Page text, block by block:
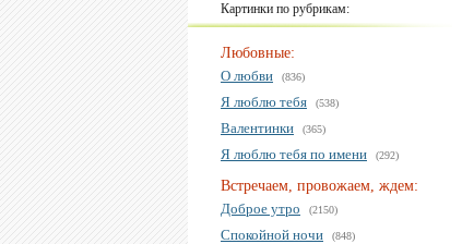
Картинки по рубрикам:
Любовные:
О любви
(836)
Я люблю тебя (538)
Валентинки (365)
Я люблю тебя по имени (292)
Встречаем, провожаем, ждем:
Доброе утро
(2150)
Спокойной ночи (848)